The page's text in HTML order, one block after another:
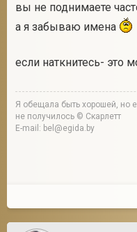
вы не поднимаете
а я забываю имена
если наткнитесь- это
Я обещала быть хорошей, но
не получилось © Скарлетт
E-mail: bel@egida.by